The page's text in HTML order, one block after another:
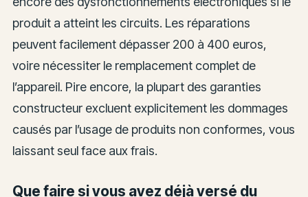
produit a atteint les circuits. Les réparations
peuvent facilement dépasser 200 à 400 euros,
voire nécessiter le remplacement complet de
l’appareil. Pire encore, la plupart des garanties
constructeur excluent explicitement les dommages
causés par l’usage de produits non conformes, vous
laissant seul face aux frais.
Que faire si vous avez déjà versé du